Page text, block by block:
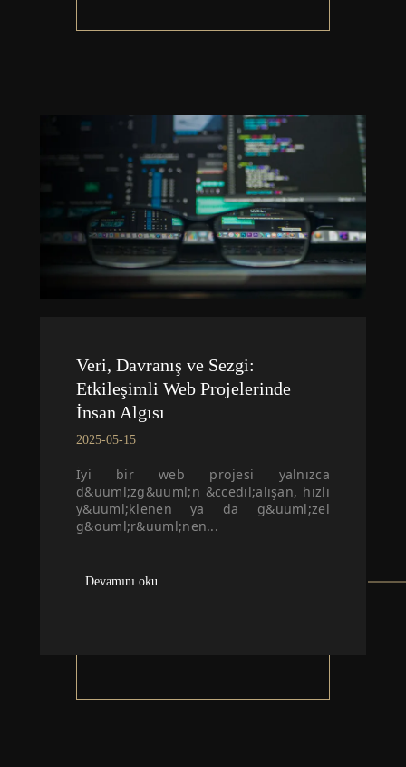
Veri, Davranış ve Sezgi:
Etkileşimli Web Projelerinde
İnsan Algısı
2025-05-15
İyi bir web projesi yalnızca
d&uuml;zg&uuml;n &ccedil;alışan, hızlı
y&uuml;klenen ya da g&uuml;zel
g&ouml;r&uuml;nen...
Devamını oku